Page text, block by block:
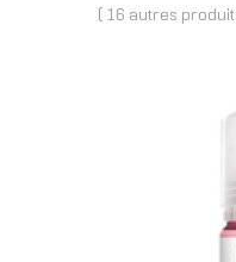
( 16 autres